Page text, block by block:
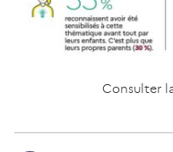
Consulter